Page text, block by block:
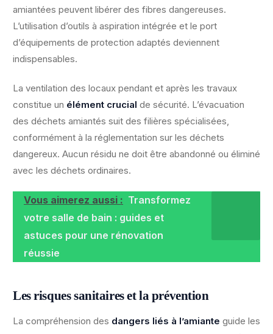
amiantées peuvent libérer des fibres dangereuses.
L’utilisation d’outils à aspiration intégrée et le port
d’équipements de protection adaptés deviennent
indispensables.
La ventilation des locaux pendant et après les travaux
constitue un élément crucial de sécurité. L’évacuation
des déchets amiantés suit des filières spécialisées,
conformément à la réglementation sur les déchets
dangereux. Aucun résidu ne doit être abandonné ou éliminé
avec les déchets ordinaires.
Vous aimerez aussi : Transformez
votre salle de bain : guides et
astuces pour une rénovation
réussie
Les risques sanitaires et la prévention
La compréhension des dangers liés à l’amiante guide les